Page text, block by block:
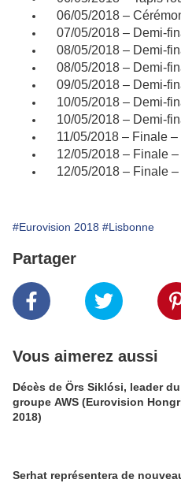
06/05/2018 –
07/05/2018 – Demi-
08/05/2018 – Demi-
08/05/2018 – Demi-
09/05/2018 – Demi-
10/05/2018 – Demi-
10/05/2018 – Demi-
11/05/2018 – Finale –
12/05/2018 – Finale –
12/05/2018 – Finale –
#Eurovision 2018 #Lisbonne
Partager
Vous aimerez aussi
Décès de Örs Siklósi, leader du
groupe AWS (Eurovision
2018)
Serhat représentera de